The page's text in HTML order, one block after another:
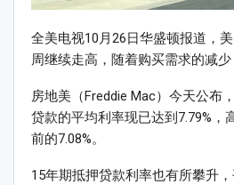
全美电视10月26日华盛顿报道，
周继续走高，随着购买需求的减少
房地美（Freddie Mac）今天公布
贷款的平均利率现已达到7.79%，
前的7.08%。
15年期抵押贷款利率也有所攀升